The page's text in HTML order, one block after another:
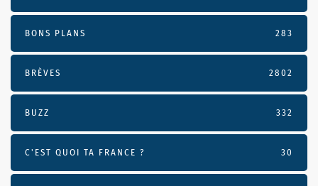
BONS PLANS 283
BRÈVES 2802
BUZZ 332
C'EST QUOI TA FRANCE ? 30